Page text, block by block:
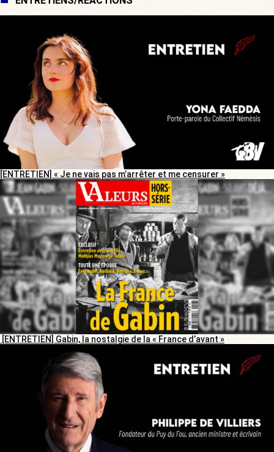
[ENTRETIEN] « Je ne vais pas m’arrêter et me censurer »
[ENTRETIEN] Gabin, la nostalgie de la « France d’avant »